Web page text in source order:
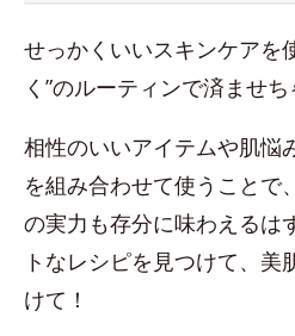
せっかくいいスキンケアを
く”のルーティンで済ませち
相性のいいアイテムや肌悩
を組み合わせて使うことで
の実力も存分に味わえるは
トなレシピを見つけて、美
けて！